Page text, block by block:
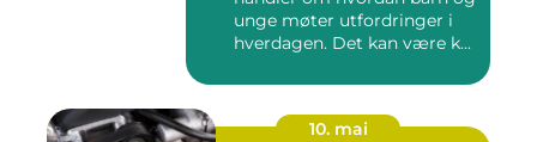
unge møter utfordringer i
hverdagen. Det kan være k...
10. mai